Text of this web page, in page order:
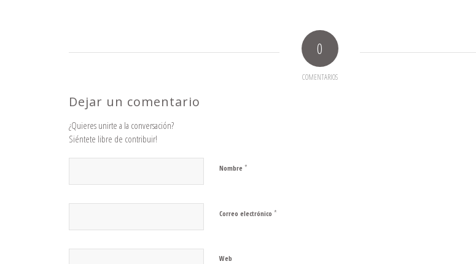
0
COMENTARIOS
Dejar un comentario
¿Quieres unirte a la conversación?
Siéntete libre de contribuir!
Nombre *
Correo electrónico *
Web